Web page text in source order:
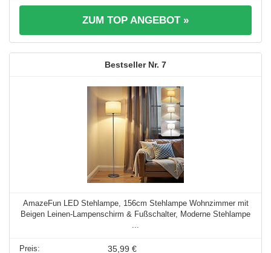
ZUM TOP ANGEBOT »
7
AmazeFun LED Stehlampe, 156cm Stehlampe Wohnzimmer mit
Beigen Leinen-Lampenschirm & Fußschalter, Moderne Stehlampe
...
35,99 €